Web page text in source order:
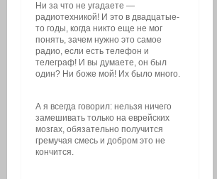
Ни за что не угадаете —
радиотехникой! И это в двадцатые-
то годы, когда никто еще не мог
понять, зачем нужно это самое
радио, если есть телефон и
телеграф! И вы думаете, он был
один? Ни боже мой! Их было много.
А я всегда говорил: нельзя ничего
замешивать только на еврейских
мозгах, обязательно получится
гремучая смесь и добром это не
кончится.